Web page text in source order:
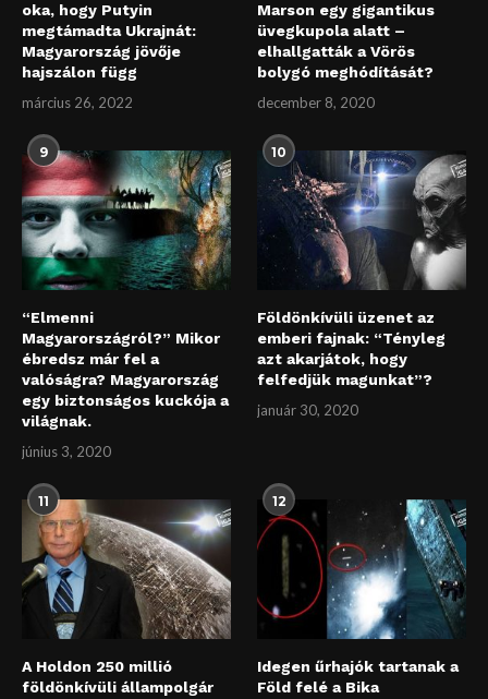
oka, hogy Putyin
megtámadta Ukrajnát:
Magyarország jövője
hajszálon függ
március 26, 2022
Marson egy gigantikus
üvegkupola alatt –
elhallgatták a Vörös
bolygó meghódítását?
december 8, 2020
9
“Elmenni
Magyarországról?” Mikor
ébredsz már fel a
valóságra? Magyarország
egy biztonságos kuckója a
világnak.
június 3, 2020
10
Földönkívüli üzenet az
emberi fajnak: “Tényleg
azt akarjátok, hogy
felfedjük magunkat”?
január 30, 2020
11
A Holdon 250 millió
földönkívüli állampolgár
12
Idegen űrhajók tartanak a
Föld felé a Bika